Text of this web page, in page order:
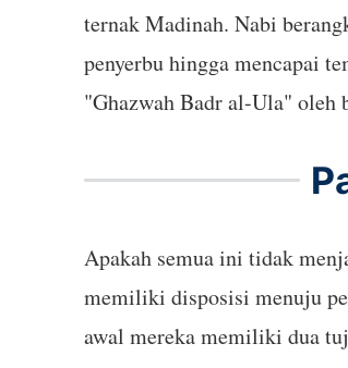
ternak Madinah. Nabi
penyerbu hingga mencapai
"Ghazwah Badr al-Ula" oleh
Apakah semua ini tidak
memiliki disposisi menuju
awal mereka memiliki dua